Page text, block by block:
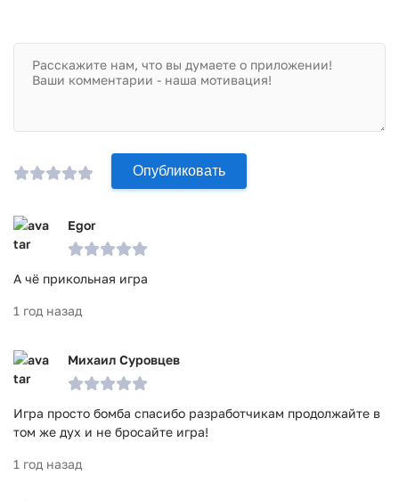
последним сигнатурам заражения файлов не выявлено.
Опубликовать
Egor
А чё прикольная игра
1 год назад
Михаил Суровцев
Игра просто бомба спасибо разработчикам продолжайте в
том же дух и не бросайте игра!
1 год назад